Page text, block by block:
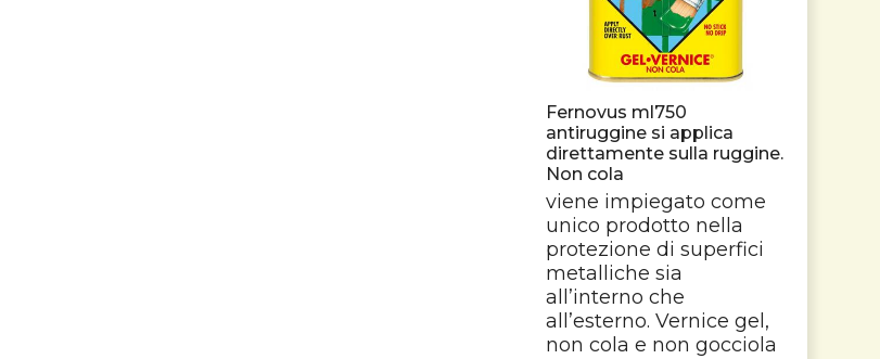
Fernovus ml750
antiruggine si applica
direttamente sulla ruggine.
Non cola
viene impiegato come
unico prodotto nella
protezione di superfici
metalliche sia
all’interno che
all’esterno. Vernice gel,
non cola e non gocciola